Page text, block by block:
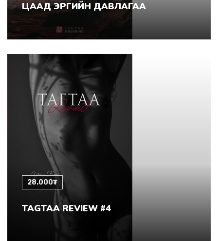
ЦААД ЭРГИЙН ДАВЛАГАА
28.000₮
TAGTAA REVIEW #4